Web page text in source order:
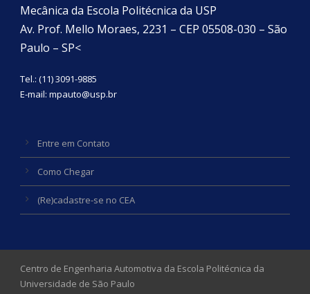
Mecânica da Escola Politécnica da USP
Av. Prof. Mello Moraes, 2231 – CEP 05508-030 – São
Paulo – SP<
Tel.: (11) 3091-9885
E-mail: mpauto@usp.br
Entre em Contato
Como Chegar
(Re)cadastre-se no CEA
Centro de Engenharia Automotiva da Escola Politécnica da
Universidade de São Paulo